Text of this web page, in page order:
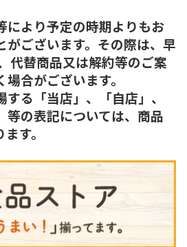
より予定の時期よりもお
がございます。その際は、早
代替商品又は解約等のご案
合がございます。
る「当店」、「自店」、
等の表記については、商品
す。